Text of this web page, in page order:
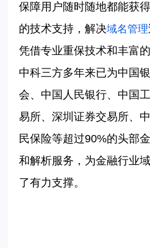
保障用户随时随地都能获
的技术支持，解决域名管理
凭借专业重保技术和丰富
中科三方多年来已为中国
会、中国人民银行、中国
易所、深圳证券交易所、
民保险等超过90%的头部
和解析服务，为金融行业
了有力支撑。